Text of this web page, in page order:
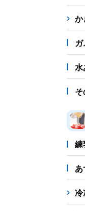
氷旗
かき
か
練
冷